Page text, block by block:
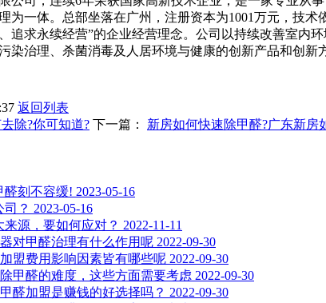
为一体。总部坐落在广州，注册资本为1001万元，技
追求永续经营”的企业经营理念。公司以持续改善室
染治理、杀菌消毒及人居环境与健康的创新产品和创新
返回列表
除?你可知道? 下一篇： 新房如何快速除甲醛?广东新房
醛刻不容缓! 2023-05-16
？ 2023-05-16
源，要如何应对？ 2022-11-11
对甲醛治理有什么作用呢 2022-09-30
盟费用影响因素皆有哪些呢 2022-09-30
甲醛的难度，这些方面需要考虑 2022-09-30
醛加盟是赚钱的好选择吗？ 2022-09-30